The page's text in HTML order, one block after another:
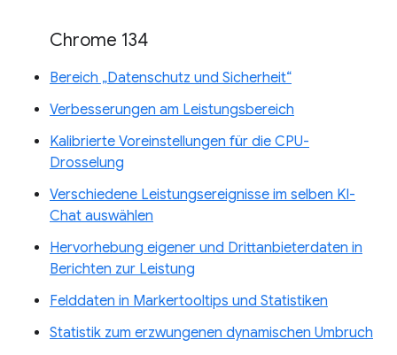
Chrome 134
Bereich „Datenschutz und Sicherheit“
Verbesserungen am Leistungsbereich
Kalibrierte Voreinstellungen für die CPU-
Drosselung
Verschiedene Leistungsereignisse im selben KI-
Chat auswählen
Hervorhebung eigener und Drittanbieterdaten in
Berichten zur Leistung
Felddaten in Markertooltips und Statistiken
Statistik zum erzwungenen dynamischen Umbruch